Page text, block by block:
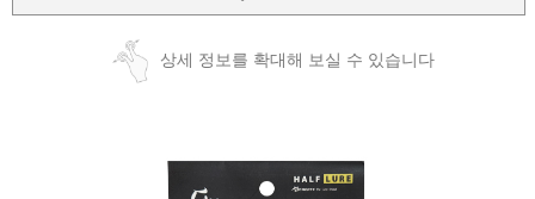
상세 정보를 확대해 보실 수 있습니다